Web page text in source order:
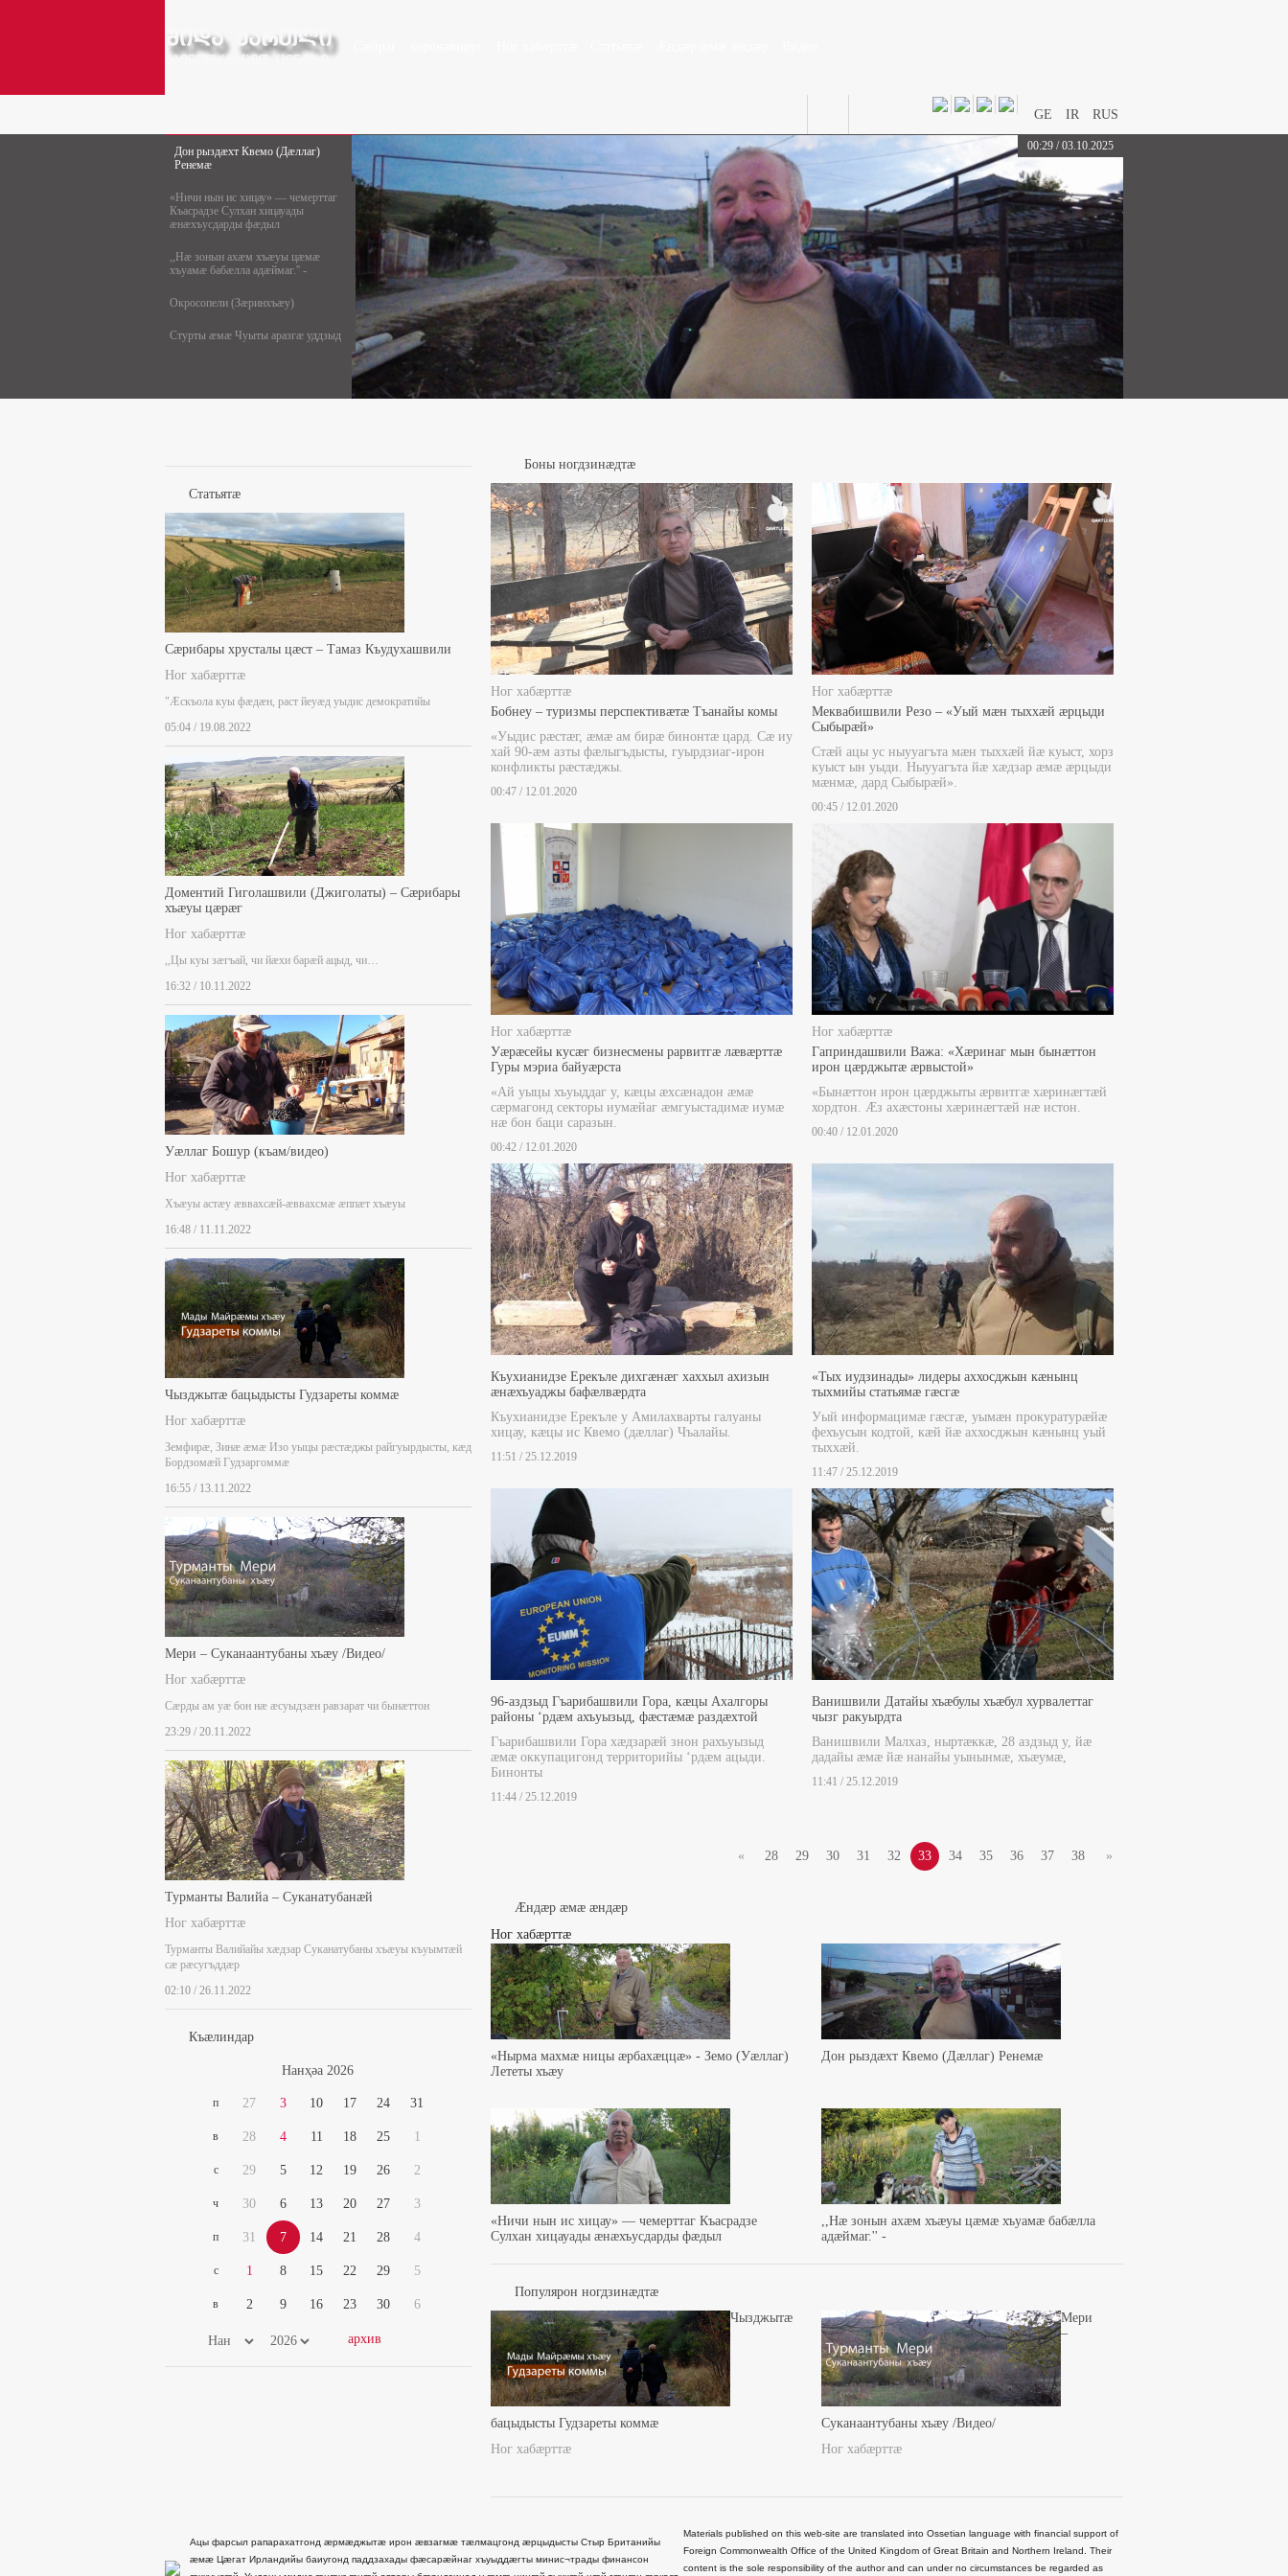
GE IR RUS
00:29 / 03.10.2025
Дон рыздæхт Квемо (Дæллаг)
Ренемæ
«Ничи нын ис хицау» — чемерттаг
Къасрадзе Сулхан хицауады
æнæхъусдарды фæдыл
,,Нæ зонын ахæм хъæуы цæмæ
хъуамæ бабæлла адæймаг.'' -
Окросопели (Зæринхъæу)
Стурты æмæ Чуыты аразгæ уддзыд
Статьятæ
Сæрибары хрусталы цæст – Тамаз Къудухашвили
Ног хабæрттæ
"Æскъола куы фæдæн, раст йеуæд уыдис демократийы
05:04 / 19.08.2022
Доментий Гиголашвили (Джиголаты) – Сæрибары
хъæуы цæрæг
Ног хабæрттæ
,,Цы куы зæгъай, чи йæхи барæй ацыд, чи…
16:32 / 10.11.2022
Уæллаг Бошур (къам/видео)
Ног хабæрттæ
Хъæуы астæу æввахсæй-æввахсмæ æппæт хъæуы
16:48 / 11.11.2022
Чызджытæ бацыдысты Гудзареты коммæ
Ног хабæрттæ
Земфирæ, Зинæ æмæ Изо уыцы рæстæджы райгуырдысты, кæд
Бордзомæй Гудзаргоммæ
16:55 / 13.11.2022
Мери – Суканаантубаны хъæу /Видео/
Ног хабæрттæ
Сæрды ам уæ бон нæ æсуыдзæн равзарат чи бынæттон
23:29 / 20.11.2022
Турманты Валийа – Суканатубанæй
Ног хабæрттæ
Турманты Валийайы хæдзар Суканатубаны хъæуы къуымтæй
сæ рæсугъддæр
02:10 / 26.11.2022
Къæлиндар
Нaнҳәa 2026
п
в
с
ч
п
с
в
27
28
29
30
31
1
2
3
4
5
6
7
8
9
10
11
12
13
14
15
16
17
18
19
20
21
22
23
24
25
26
27
28
29
30
31
1
2
3
4
5
6
Боны ногдзинæдтæ
Ног хабæрттæ
Бобнеу – туризмы перспективæтæ Тъанайы комы
«Уыдис рæстæг, æмæ ам бирæ бинонтæ цард. Сæ иу
хай 90-æм азты фæлыгъдысты, гуырдзиаг-ирон
конфликты рæстæджы.
00:47 / 12.01.2020
Ног хабæрттæ
Меквабишвили Резо – «Уый мæн тыххæй æрцыди
Сыбырæй»
Стæй ацы ус ныууагъта мæн тыххæй йæ куыст, хорз
куыст ын уыди. Ныууагъта йæ хæдзар æмæ æрцыди
мæнмæ, дард Сыбырæй».
00:45 / 12.01.2020
Ног хабæрттæ
Уæрæсейы кусæг бизнесмены рарвитгæ лæвæрттæ
Гуры мэриа байуæрста
«Ай уыцы хъуыддаг у, кæцы æхсæнадон æмæ
сæрмагонд секторы иумæйаг æмгуыстадимæ иумæ
нæ бон баци саразын.
00:42 / 12.01.2020
Ног хабæрттæ
Гаприндашвили Важа: «Хæринаг мын бынæттон
ирон цæрджытæ æрвыстой»
«Бынæттон ирон цæрджыты æрвитгæ хæринæгтæй
хордтон. Æз ахæстоны хæринæгтæй нæ истон.
00:40 / 12.01.2020
Къухианидзе Ерекъле дихгæнæг хаххыл ахизын
æнæхъуаджы бафæлвæрдта
Къухианидзе Ерекъле у Амилахварты галуаны
хицау, кæцы ис Квемо (дæллаг) Чъалайы.
11:51 / 25.12.2019
«Тых иудзинады» лидеры аххосджын кæнынц
тыхмийы статьямæ гæсгæ
Уый информацимæ гæсгæ, уымæн прокуратурæйæ
фехъусын кодтой, кæй йæ аххосджын кæнынц уый
тыххæй.
11:47 / 25.12.2019
96-аздзыд Гъарибашвили Гора, кæцы Ахалгоры
районы ‘рдæм ахъуызыд, фæстæмæ раздæхтой
Гъарибашвили Гора хæдзарæй знон рахъуызыд
æмæ оккупацигонд территорийы ‘рдæм ацыди.
Бинонты
11:44 / 25.12.2019
Ванишвили Датайы хъæбулы хъæбул хурвалеттаг
чызг ракуырдта
Ванишвили Малхаз, ныртæккæ, 28 аздзыд у, йæ
дадайы æмæ йæ нанайы уынынмæ, хъæумæ,
11:41 / 25.12.2019
« 28 29 30 31 32 33 34 35 36 37 38 »
Æндæр æмæ æндæр
Ног хабæрттæ
«Нырма махмæ ницы æрбахæццæ» - Земо (Уæллаг)
Лететы хъæу
Дон рыздæхт Квемо (Дæллаг) Ренемæ
«Ничи нын ис хицау» — чемерттаг Къасрадзе
Сулхан хицауады æнæхъусдарды фæдыл
,,Нæ зонын ахæм хъæуы цæмæ хъуамæ бабæлла
адæймаг.'' -
Популярон ногдзинæдтæ
Чызджытæ
бацыдысты Гудзареты коммæ
Ног хабæрттæ
Мери
–
Суканаантубаны хъæу /Видео/
Ног хабæрттæ
Ацы фарсыл рапарахатгонд æрмæджытæ ирон æвзагмæ тæлмацгонд æрцыдысты Стыр Британийы
æмæ Цæгат Ирландийы баиугонд паддзахады фæсарæйнаг хъуыддæгты минис¬трады финансон
Materials published on this web-site are translated into Ossetian language with financial support of
Foreign Commonwealth Office of the United Kingdom of Great Britain and Northern Ireland. Their
content is the sole responsibility of the author and can under no circumstances be regarded as